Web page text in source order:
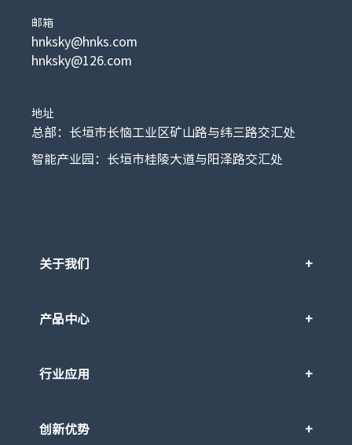
邮箱
hnksky@hnks.com
hnksky@126.com
地址
总部：长垣市长恼工业区矿山路与纬三路交汇处
智能产业园：长垣市桂陵大道与阳泽路交汇处
关于我们
产品中心
行业应用
创新优势